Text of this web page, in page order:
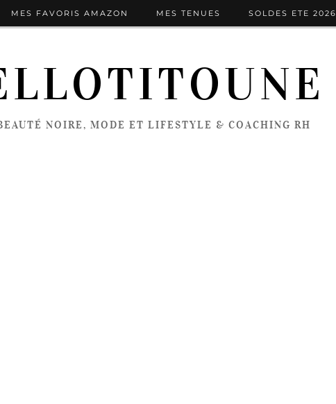
NOIRE, MODE ET LIFESTYLE & COACHING RH
MES FAVORIS AMAZON MES TENUES SOLDES ETE 2026